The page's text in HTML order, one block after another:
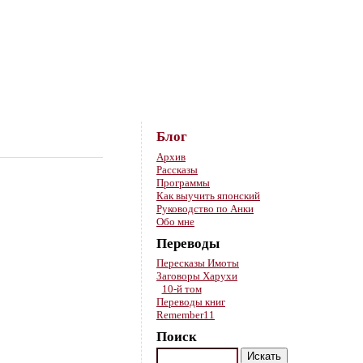
Блог
Архив
Рассказы
Программы
Как выучить японский
Руководство по Анки
Обо мне
Переводы
Пересказы Имоты
Заговоры Харухи
10-й том
Переводы книг
Remember11
Поиск